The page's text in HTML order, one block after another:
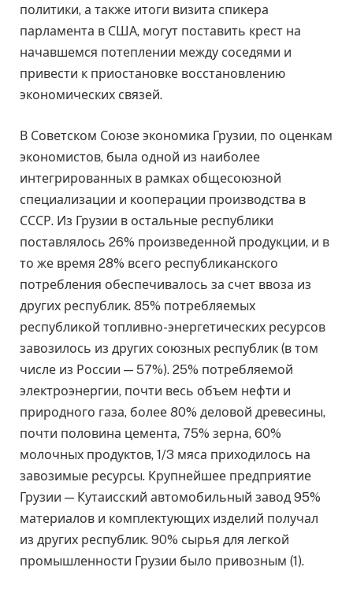
политики, а также итоги визита спикера
парламента в США, могут поставить крест на
начавшемся потеплении между соседями и
привести к приостановке восстановлению
экономических связей.
В Советском Союзе экономика Грузии, по оценкам
экономистов, была одной из наиболее
интегрированных в рамках общесоюзной
специализации и кооперации производства в
СССР. Из Грузии в остальные республики
поставлялось 26% произведенной продукции, и в
то же время 28% всего республиканского
потребления обеспечивалось за счет ввоза из
других республик. 85% потребляемых
республикой топливно-энергетических ресурсов
завозилось из других союзных республик (в том
числе из России — 57%). 25% потребляемой
электроэнергии, почти весь объем нефти и
природного газа, более 80% деловой древесины,
почти половина цемента, 75% зерна, 60%
молочных продуктов, 1/3 мяса приходилось на
завозимые ресурсы. Крупнейшее предприятие
Грузии — Кутаисский автомобильный завод 95%
материалов и комплектующих изделий получал
из других республик. 90% сырья для легкой
промышленности Грузии было привозным (1).